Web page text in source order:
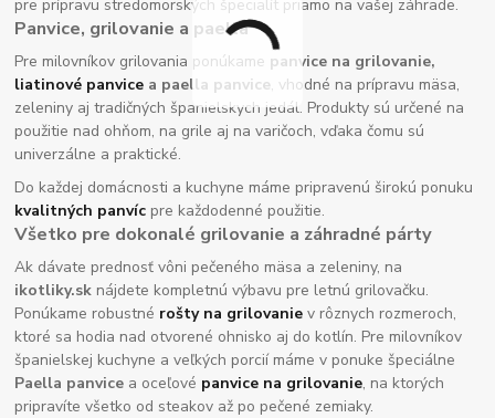
pre prípravu stredomorských špecialít priamo na vašej záhrade.
Panvice, grilovanie a paella
Pre milovníkov grilovania ponúkame panvice na grilovanie,
liatinové panvice a paella panvice, vhodné na prípravu mäsa,
zeleniny aj tradičných španielskych jedál. Produkty sú určené na
použitie nad ohňom, na grile aj na varičoch, vďaka čomu sú
univerzálne a praktické.
Do každej domácnosti a kuchyne máme pripravenú širokú ponuku
kvalitných panvíc pre každodenné použitie.
Všetko pre dokonalé grilovanie a záhradné párty
Ak dávate prednosť vôni pečeného mäsa a zeleniny, na
ikotliky.sk nájdete kompletnú výbavu pre letnú grilovačku.
Ponúkame robustné rošty na grilovanie v rôznych rozmeroch,
ktoré sa hodia nad otvorené ohnisko aj do kotlín. Pre milovníkov
španielskej kuchyne a veľkých porcií máme v ponuke špeciálne
Paella panvice a oceľové panvice na grilovanie, na ktorých
pripravíte všetko od steakov až po pečené zemiaky.